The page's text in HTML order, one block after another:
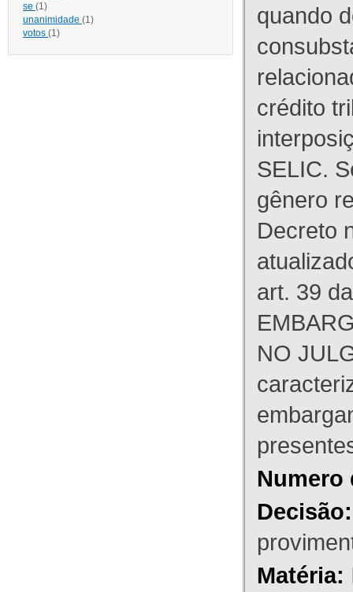
se (1)
unanimidade (1)
votos (1)
quando
crédito
SELIC.
gênero
Decreto
art. 39
NO
Numero
Decisão:
Matéria: